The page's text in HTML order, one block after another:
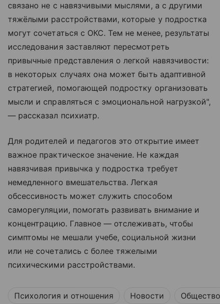
связано не с навязчивыми мыслями, а с другими
тяжёлыми расстройствами, которые у подростка
могут сочетаться с ОКС. Тем не менее, результаты
исследования заставляют пересмотреть
привычные представления о легкой навязчивости:
в некоторых случаях она может быть адаптивной
стратегией, помогающей подростку организовать
мысли и справляться с эмоциональной нагрузкой",
— рассказал психиатр.
Для родителей и педагогов это открытие имеет
важное практическое значение. Не каждая
навязчивая привычка у подростка требует
немедленного вмешательства. Легкая
обсессивность может служить способом
саморегуляции, помогать развивать внимание и
концентрацию. Главное — отслеживать, чтобы
симптомы не мешали учебе, социальной жизни
или не сочетались с более тяжелыми
психическими расстройствами.
Психология и отношения Новости Общество